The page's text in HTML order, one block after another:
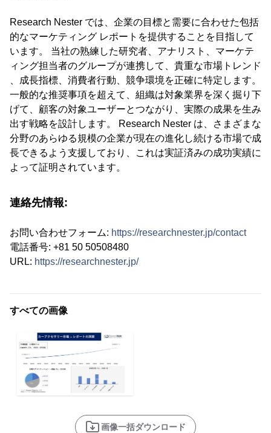
Research Nester では、企業の目標と需要に合わせた包括
的なマーケティング レポートを提供することを目指して
います。 当社の熟練した研究者、アナリスト、マーケテ
ィング担当者のグループが連携して、貴重な市場トレンド
、成長指標、消費者行動、競争環境を正確に特定します。
一般的な推奨事項を超えて、組織は対象業界を深く掘り下
げて、顧客の対象ユーザーとつながり、実際の成果を生み
出す戦略を設計します。 Research Nester は、さまざまな
分野のあらゆる規模の企業が現在の進化し続ける市場で成
長できるよう支援しており、これは実証済みの成功実績に
よって証明されています。
連絡先情報:
お問い合わせフォーム: https://researchnester.jp/contact
電話番号: +81 50 50508480
URL: https://researchnester.jp/
すべての画像
画像一括ダウンロード